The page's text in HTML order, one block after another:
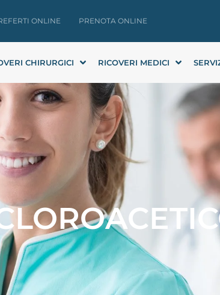
ONLINE PRENOTA ONLINE
CHIRURGICI RICOVERI MEDICI